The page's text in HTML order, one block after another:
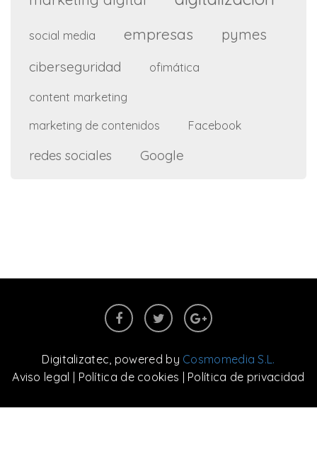
social media empresas pymes
ciberseguridad
ofimática
content marketing
marketing de contenidos Facebook
redes sociales Google
Digitalizatec, powered by Cosmomedia S.L.
Aviso legal
Política de cookies Política de privacidad